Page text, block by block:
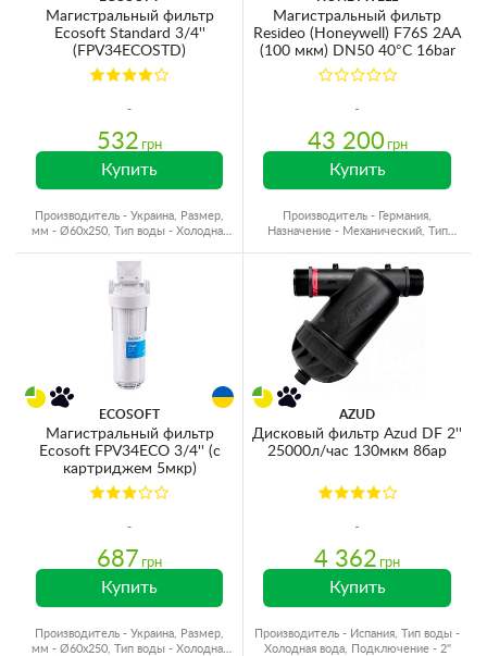
Магистральный фильтр
Ecosoft Standard 3/4''
(FPV34ECOSTD)
532 грн
Купить
Производитель - Украина, Размер,
мм - Ø60x250, Тип воды - Холодная
Магистральный фильтр
Resideo (Honeywell) F76S 2AA
(100 мкм) DN50 40°C 16bar
43 200 грн
Купить
Производитель - Германия,
Назначение - Механический, Тип
ECOSOFT
Магистральный фильтр
Ecosoft FPV34ECO 3/4'' (с
картриджем 5мкр)
687 грн
Купить
Производитель - Украина, Размер,
мм - Ø60x250, Тип воды - Холодная
AZUD
Дисковый фильтр Azud DF 2''
25000л/час 130мкм 8бар
4 362 грн
Купить
Производитель - Испания, Тип воды -
Холодная вода, Подключение - 2"